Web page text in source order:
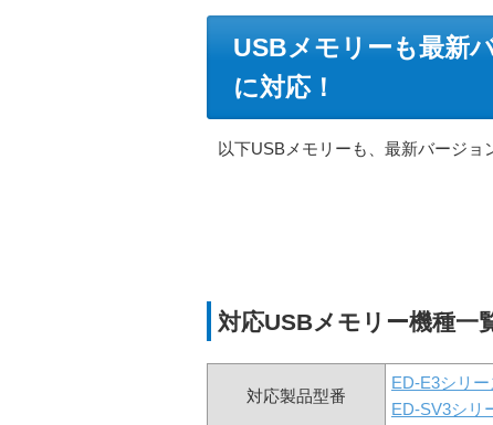
USBメモリーも最新
に対応！
以下USBメモリーも、最新バージョ
対応USBメモリー機種一
対応製品型番
ED-E3シリー
ED-SV3シリ